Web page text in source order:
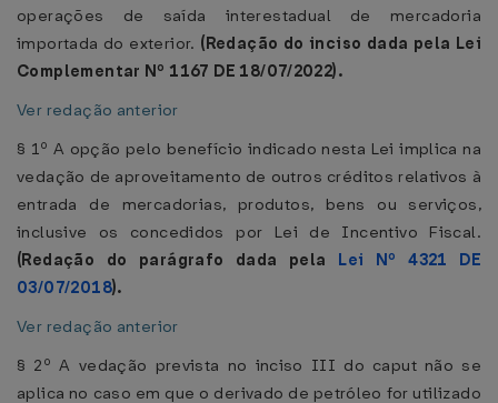
operações de saída interestadual de mercadoria
importada do exterior. (Redação do inciso dada pela Lei
Complementar Nº 1167 DE 18/07/2022).
Ver redação anterior
§ 1º A opção pelo benefício indicado nesta Lei implica na
vedação de aproveitamento de outros créditos relativos à
entrada de mercadorias, produtos, bens ou serviços,
inclusive os concedidos por Lei de Incentivo Fiscal.
(Redação do parágrafo dada pela Lei Nº 4321 DE
03/07/2018).
Ver redação anterior
§ 2º A vedação prevista no inciso III do caput não se
aplica no caso em que o derivado de petróleo for utilizado